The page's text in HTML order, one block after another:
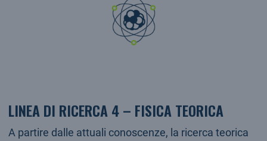
LINEA DI RICERCA 4 – FISICA TEORICA
A partire dalle attuali conoscenze, la ricerca teorica